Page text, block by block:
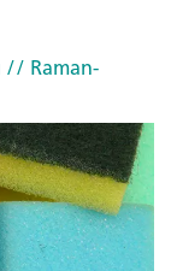
// Raman-